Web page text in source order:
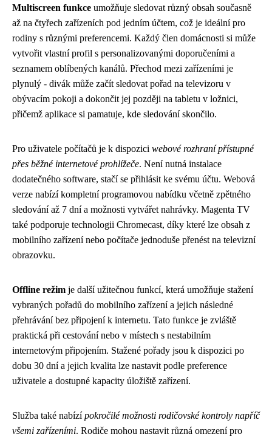
Multiscreen funkce umožňuje sledovat různý obsah současně
až na čtyřech zařízeních pod jedním účtem, což je ideální pro
rodiny s různými preferencemi. Každý člen domácnosti si může
vytvořit vlastní profil s personalizovanými doporučeními a
seznamem oblíbených kanálů. Přechod mezi zařízeními je
plynulý - divák může začít sledovat pořad na televizoru v
obývacím pokoji a dokončit jej později na tabletu v ložnici,
přičemž aplikace si pamatuje, kde sledování skončilo.
Pro uživatele počítačů je k dispozici webové rozhraní přístupné
přes běžné internetové prohlížeče. Není nutná instalace
dodatečného software, stačí se přihlásit ke svému účtu. Webová
verze nabízí kompletní programovou nabídku včetně zpětného
sledování až 7 dní a možnosti vytvářet nahrávky. Magenta TV
také podporuje technologii Chromecast, díky které lze obsah z
mobilního zařízení nebo počítače jednoduše přenést na televizní
obrazovku.
Offline režim je další užitečnou funkcí, která umožňuje stažení
vybraných pořadů do mobilního zařízení a jejich následné
přehrávání bez připojení k internetu. Tato funkce je zvláště
praktická při cestování nebo v místech s nestabilním
internetovým připojením. Stažené pořady jsou k dispozici po
dobu 30 dní a jejich kvalita lze nastavit podle preference
uživatele a dostupné kapacity úložiště zařízení.
Služba také nabízípokročilé možnosti rodičovské kontroly napříč
všemi zařízeními. Rodiče mohou nastavit různá omezení pro